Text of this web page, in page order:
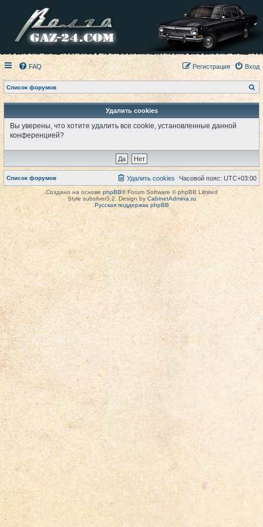
FAQ Вход
Регистрация
Список форумов
о
с
Удалить cookies
Вы уверены, что хотите удалить все cookie, установленные данной
конференцией?
Список форумов Часовой пояс: UTC+03:00
Удалить cookies
Создано на основе phpBB® Forum Software © phpBB Limited
Style subsilver3.2. Design by CabinetAdmina.ru
Русская поддержка phpBB